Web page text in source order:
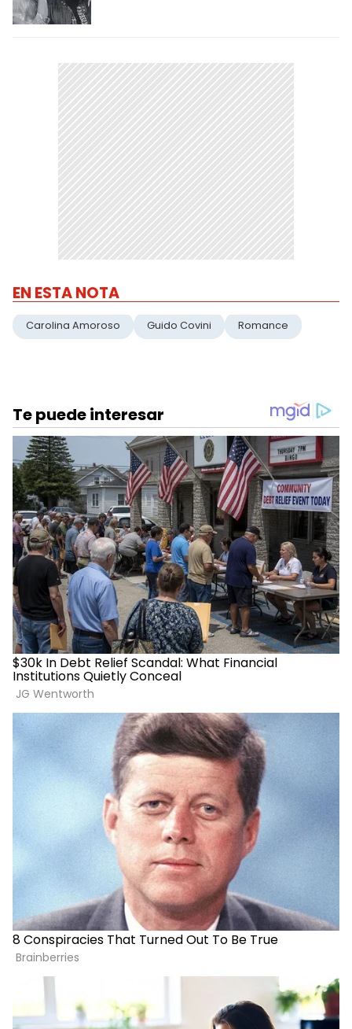
EN ESTA NOTA
Carolina Amoroso Guido Covini Romance